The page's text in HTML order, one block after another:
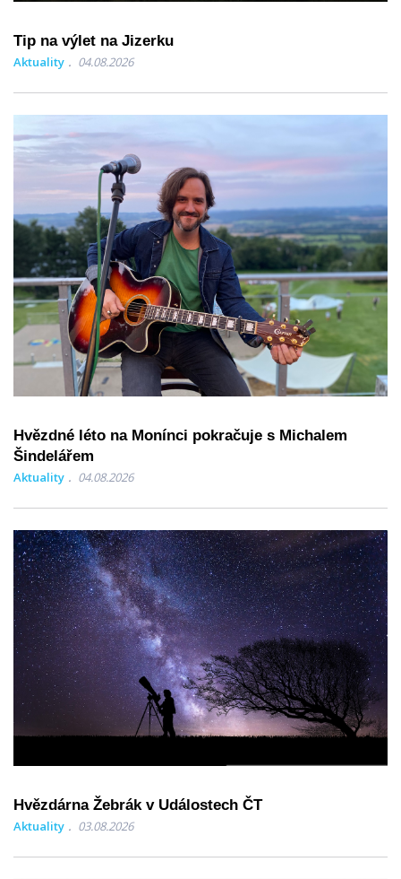
Tip na výlet na Jizerku
Aktuality 04.08.2026
Hvězdné léto na Monínci pokračuje s Michalem
Šindelářem
Aktuality 04.08.2026
Hvězdárna Žebrák v Událostech ČT
Aktuality 03.08.2026